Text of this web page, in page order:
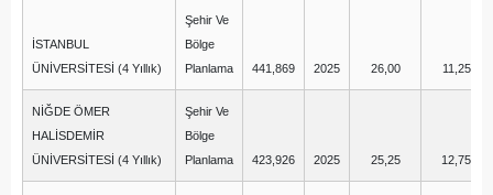
İSTANBUL
ÜNİVERSİTESİ (4 Yıllık)
Şehir Ve
Bölge
Planlama
441,869 2025 26,00 11,25
NİĞDE ÖMER
HALİSDEMİR
ÜNİVERSİTESİ (4 Yıllık)
Şehir Ve
Bölge
Planlama
423,926 2025 25,25 12,75